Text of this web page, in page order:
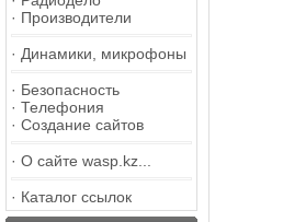
· Производители
· Динамики, микрофоны
· Безопасность
· Телефония
· Создание сайтов
· О сайте wasp.kz...
· Каталог ссылок